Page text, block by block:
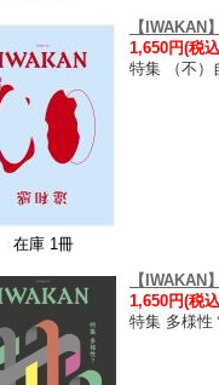
在庫 1冊
【
1,650円(税
特集 （不）
【
1,650円(税
特集 多様性